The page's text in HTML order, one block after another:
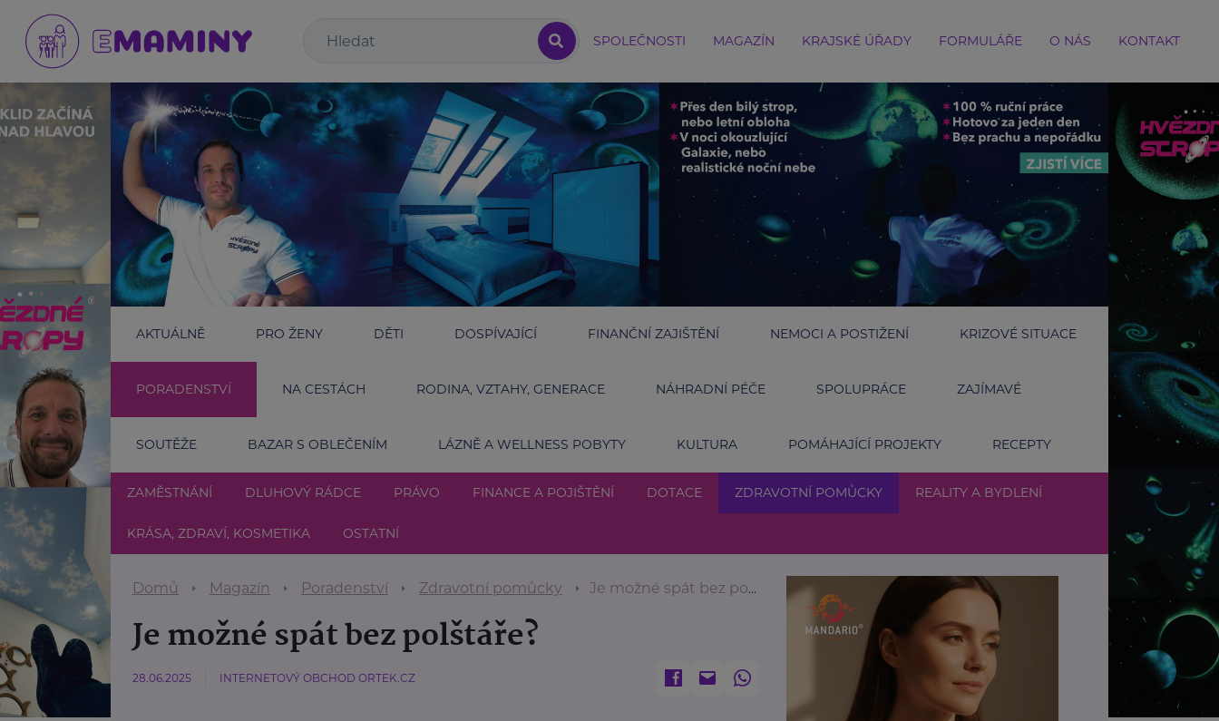
SPOLEČNOSTI MAGAZÍN KRAJSKÉ ÚŘADY FORMULÁŘE O NÁS KONTAKT
AKTUÁLNĚ PRO ŽENY DĚTI DOSPÍVAJÍCÍ FINANČNÍ ZAJIŠTĚNÍ NEMOCI A POSTIŽENÍ KRIZOVÉ SITUACE
PORADENSTVÍ NA CESTÁCH RODINA, VZTAHY, GENERACE NÁHRADNÍ PÉČE SPOLUPRÁCE ZAJÍMAVÉ
SOUTĚŽE BAZAR S OBLEČENÍM LÁZNĚ A WELLNESS POBYTY KULTURA POMÁHAJÍCÍ PROJEKTY RECEPTY
ZAMĚSTNÁNÍ DLUHOVÝ RÁDCE PRÁVO FINANCE A POJIŠTĚNÍ DOTACE ZDRAVOTNÍ POMŮCKY REALITY A BYDLENÍ
KRÁSA, ZDRAVÍ, KOSMETIKA OSTATNÍ
Domů Magazín Poradenství Zdravotní pomůcky Je možné spát bez polštáře?
Je možné spát bez polštáře?
28.06.2025 INTERNETOVÝ OBCHOD ORTEK.CZ